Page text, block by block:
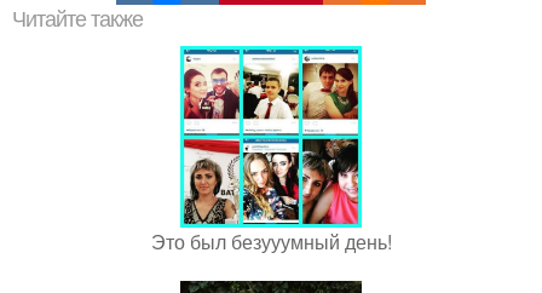
Читайте также
Это был безууумный день!